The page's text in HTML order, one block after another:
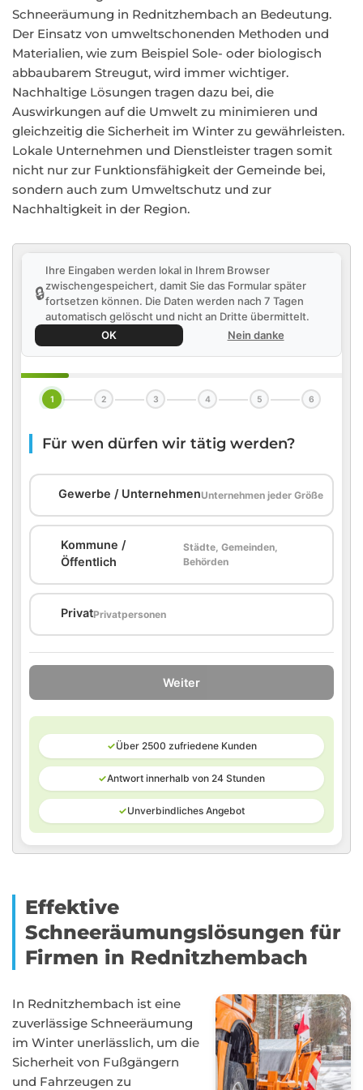
Schneeräumung in Rednitzhembach an Bedeutung.
Der Einsatz von umweltschonenden Methoden und
Materialien, wie zum Beispiel Sole- oder biologisch
abbaubarem Streugut, wird immer wichtiger.
Nachhaltige Lösungen tragen dazu bei, die
Auswirkungen auf die Umwelt zu minimieren und
gleichzeitig die Sicherheit im Winter zu gewährleisten.
Lokale Unternehmen und Dienstleister tragen somit
nicht nur zur Funktionsfähigkeit der Gemeinde bei,
sondern auch zum Umweltschutz und zur
Nachhaltigkeit in der Region.
🔒
Ihre Eingaben werden lokal in Ihrem Browser
zwischengespeichert, damit Sie das Formular später
fortsetzen können. Die Daten werden nach 7 Tagen
automatisch gelöscht und nicht an Dritte übermittelt.
OK
Nein danke
1 2 3 4 5 6
Für wen dürfen wir tätig werden?
Gewerbe / UnternehmenUnternehmen jeder Größe
Kommune /
Öffentlich
Städte, Gemeinden,
Behörden
PrivatPrivatpersonen
Weiter
✓Über 2500 zufriedene Kunden
✓Antwort innerhalb von 24 Stunden
✓Unverbindliches Angebot
Effektive
Schneeräumungslösungen für
Firmen in Rednitzhembach
In Rednitzhembach ist eine
zuverlässige Schneeräumung
im Winter unerlässlich, um die
Sicherheit von Fußgängern
und Fahrzeugen zu